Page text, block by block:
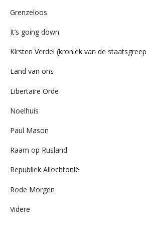
Grenzeloos
It’s going down
Kirsten Verdel (kroniek van de
Land van ons
Libertaire Orde
Noelhuis
Paul Mason
Raam op Rusland
Republiek Allochtonië
Rode Morgen
Videre